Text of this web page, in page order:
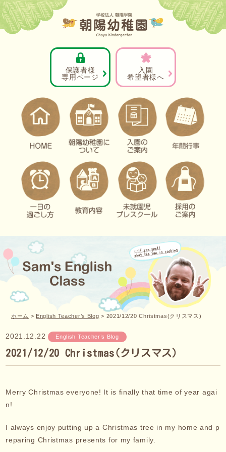
保護者様
専用ページ
入園
希望者様へ
ホーム > English Teacher’s Blog > 2021/12/20 Christmas(クリスマス)
2021.12.22 English Teacher’s Blog
2021/12/20 Christmas(クリスマス)
Merry Christmas everyone! It is finally that time of year agai
n!
I always enjoy putting up a Christmas tree in my home and p
reparing Christmas presents for my family.